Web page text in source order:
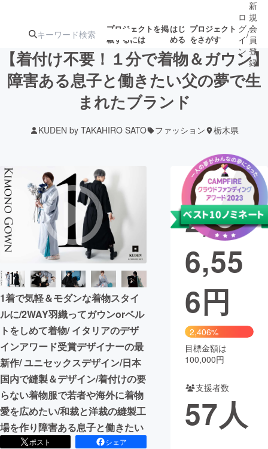
プロジェクトを掲
載するには
はじ
める
プロジェクト
をさがす
注目のリ 注目の新着プロ募集終了が近いプ
音楽
テクノロジー・ガジェット ゲーム・サ
映像・映画 書籍・雑誌
ビジネス・起業 チャレンジ
まちづくり・地域活性化
CAMPFIRE for Social Good
CAMPFIRE Creation
CAMPFIREふるさと納税machi-ya コミュニティ
ロ
グ
イ
ン
/
新
規
会
員
登
録
【着付け不要！１分で着物＆ガウン】
障害ある息子と働きたい父の夢で生
まれたブランド
KUDEN by TAKAHIRO SATO ファッション 栃木県
1着で気軽＆モダンな着物スタイ
ルに/2WAY羽織ってガウンorベル
トをしめて着物/ イタリアのデザ
インアワード受賞デザイナーの最
新作/ ユニセックスデザイン/日本
国内で縫製＆デザイン/着付けの要
らない着物服で若者や海外に着物
愛を広めたい/和裁と洋裁の縫製工
場を作り障害ある息子と働きたい
ポスト
シェア
現在の支援総
額
2,40
6,55
6円
2,406%
目標金額は
100,000円
支援者数
57人